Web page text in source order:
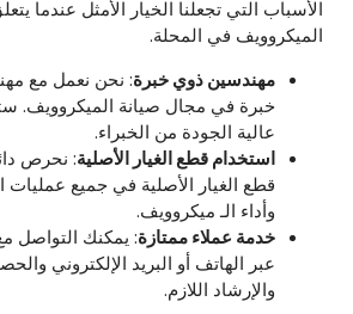
الأسباب التي تجعلنا الخيار الأمثل عندما
الميكروويف في المحلة.
مهندسين ذوي خبرة: نحن نعمل مع
خبرة في مجال صيانة الميكروويف.
عالية الجودة من الخبراء.
استخدام قطع الغيار الأصلية: نحرص
قطع الغيار الأصلية في جميع عمليات
وأداء الـ ميكروويف.
خدمة عملاء ممتازة: يمكنك التواصل
عبر الهاتف أو البريد الإلكتروني
والإرشاد اللازم.